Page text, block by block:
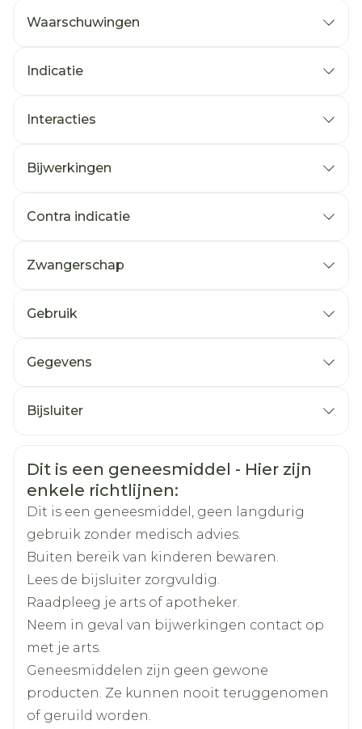
Waarschuwingen
Indicatie
Interacties
Bijwerkingen
Contra indicatie
Zwangerschap
Gebruik
Gegevens
Merken Teva
Breedte
112 mm
Diepte 75 mm
Hoeveelheid
Verpakking
90
Bijsluiter
Veiligheidsinformatie
Dit is een geneesmiddel - Hier zijn
enkele richtlijnen:
Dit is een geneesmiddel, geen langdurig
gebruik zonder medisch advies.
Buiten bereik van kinderen bewaren.
Lees de bijsluiter zorgvuldig.
Raadpleeg je arts of apotheker.
Neem in geval van bijwerkingen contact op
met je arts.
Geneesmiddelen zijn geen gewone
producten. Ze kunnen nooit teruggenomen
of geruild worden.